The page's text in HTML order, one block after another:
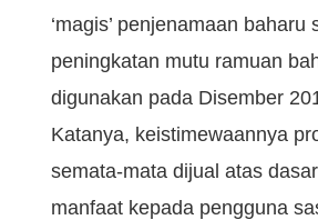
‘magis’ penjenamaan baharu
peningkatan mutu ramuan
digunakan pada Disember
Katanya, keistimewaannya
semata-mata dijual atas
manfaat kepada pengguna